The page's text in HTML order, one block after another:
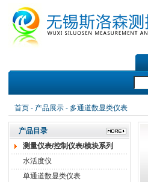
首页- 产品展示- 多通道数显类仪表
产品目录
测量仪表/控制仪表/模块系列
水活度仪
单通道数显类仪表